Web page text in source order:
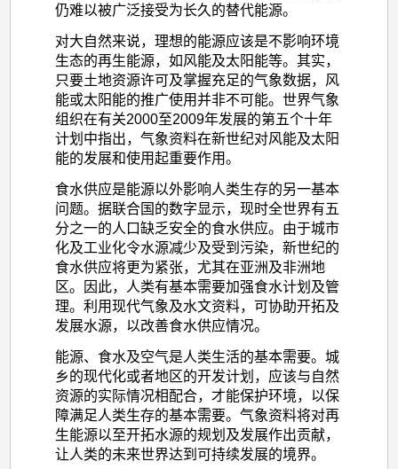
仍难以被广泛接受为长久的替代能源。
对大自然来说，理想的能源应该是不影响环境
生态的再生能源，如风能及太阳能等。其实，
只要土地资源许可及掌握充足的气象数据，风
能或太阳能的推广使用并非不可能。世界气象
组织在有关2000至2009年发展的第五个十年
计划中指出，气象资料在新世纪对风能及太阳
能的发展和使用起重要作用。
食水供应是能源以外影响人类生存的另一基本
问题。据联合国的数字显示，现时全世界有五
分之一的人口缺乏安全的食水供应。由于城市
化及工业化令水源减少及受到污染，新世纪的
食水供应将更为紧张，尤其在亚洲及非洲地
区。因此，人类有基本需要加强食水计划及管
理。利用现代气象及水文资料，可协助开拓及
发展水源，以改善食水供应情况。
能源、食水及空气是人类生活的基本需要。城
乡的现代化或者地区的开发计划，应该与自然
资源的实际情况相配合，才能保护环境，以保
障满足人类生存的基本需要。气象资料将对再
生能源以至开拓水源的规划及发展作出贡献，
让人类的未来世界达到可持续发展的境界。